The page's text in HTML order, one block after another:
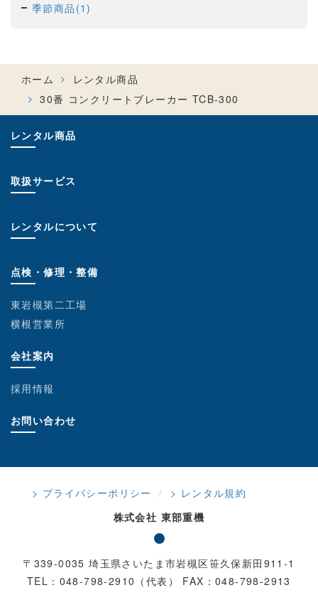
季節商品(1)
ホーム
レンタル商品
30番 コンクリートブレーカー TCB-300
レンタル商品
取扱サービス
レンタルについて
点検・修理・整備
東岩槻第二工場
横根営業所
会社案内
採用情報
お問い合わせ
> プライバシーポリシー
> レンタル規約
株式会社 東部重機
〒339-0035 埼玉県さいたま市岩槻区笹久保新田911-1
TEL：048-798-2910（代表） FAX：048-798-2913